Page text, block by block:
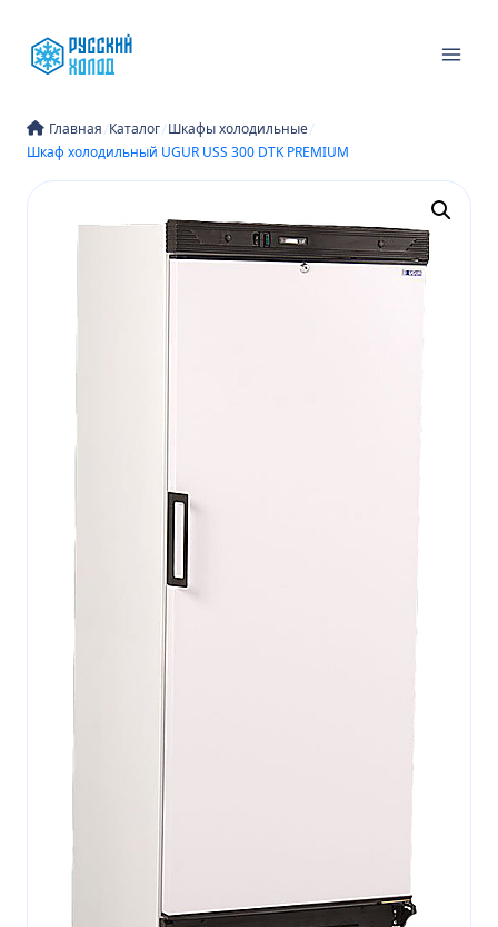
содержимому
Главная/Каталог/Шкафы холодильные/
Шкаф холодильный UGUR USS 300 DTK PREMIUM